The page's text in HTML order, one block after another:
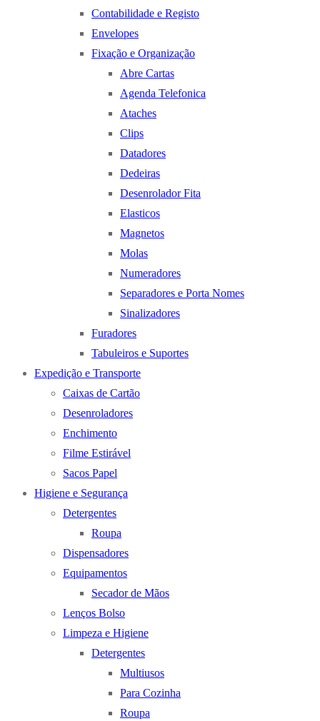
Contabilidade e Registo
Envelopes
Fixação e Organização
Abre Cartas
Agenda Telefonica
Ataches
Clips
Datadores
Dedeiras
Desenrolador Fita
Elasticos
Magnetos
Molas
Numeradores
Separadores e Porta Nomes
Sinalizadores
Furadores
Tabuleiros e Suportes
Expedição e Transporte
Caixas de Cartão
Desenroladores
Enchimento
Filme Estirável
Sacos Papel
Higiene e Segurança
Detergentes
Roupa
Dispensadores
Equipamentos
Secador de Mãos
Lenços Bolso
Limpeza e Higiene
Detergentes
Multiusos
Para Cozinha
Roupa